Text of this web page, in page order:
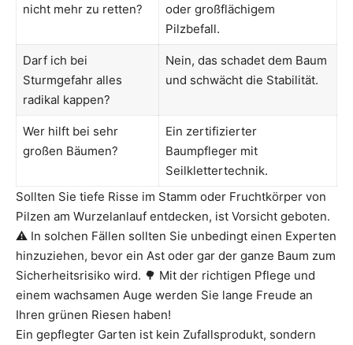
nicht mehr zu retten?
oder großflächigem
Pilzbefall.
Darf ich bei
Sturmgefahr alles
radikal kappen?
Nein, das schadet dem Baum
und schwächt die Stabilität.
Wer hilft bei sehr
großen Bäumen?
Ein zertifizierter
Baumpfleger mit
Seilklettertechnik.
Sollten Sie tiefe Risse im Stamm oder Fruchtkörper von
Pilzen am Wurzelanlauf entdecken, ist Vorsicht geboten.
⚠️ In solchen Fällen sollten Sie unbedingt einen Experten
hinzuziehen, bevor ein Ast oder gar der ganze Baum zum
Sicherheitsrisiko wird. 🌳 Mit der richtigen Pflege und
einem wachsamen Auge werden Sie lange Freude an
Ihren grünen Riesen haben!
Ein gepflegter Garten ist kein Zufallsprodukt, sondern